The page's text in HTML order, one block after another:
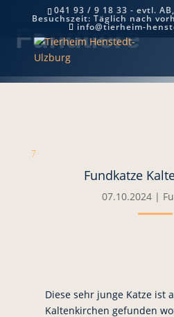
041 93 / 9 18 33 - evtl.
Besuchszeit: Täglich nach
info@tierheim-
Fundtiere
7
Fundkatze
07.10.2024 |
Diese sehr junge Katze ist
Kaltenkirchen gefunden